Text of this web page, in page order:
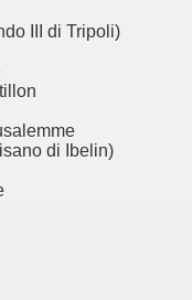
III di Tripoli)
di Ibelin)